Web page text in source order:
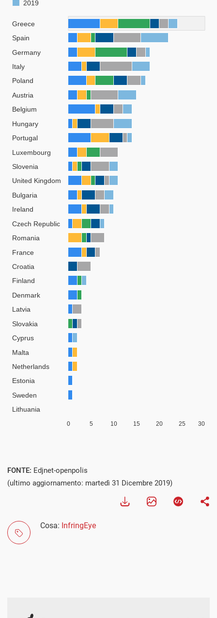
FONTE: Edjnet-openpolis
(ultimo aggiornamento: martedì 31 Dicembre 2019)
Cosa: InfringEye